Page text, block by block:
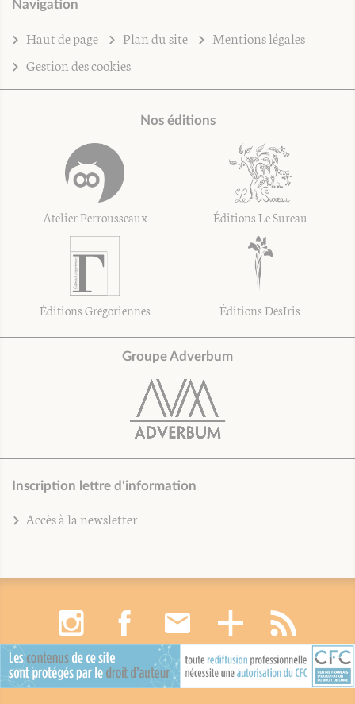
Navigation
Haut de page Plan du site
Mentions légales
Gestion des cookies
Nos éditions
Atelier Perrousseaux Éditions Le Sureau
Éditions Grégoriennes Éditions DésIris
Groupe Adverbum
Inscription lettre d'information
Accès à la newsletter